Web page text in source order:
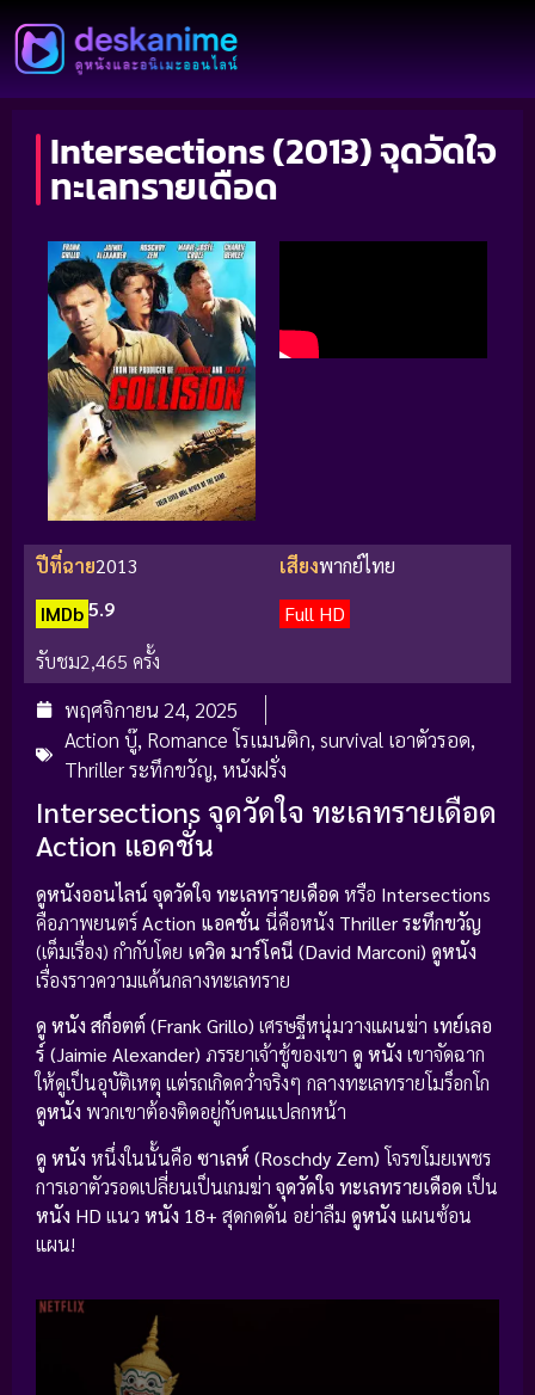
Intersections (2013) จุดวัดใจ
ทะเลทรายเดือด
ปีที่ฉาย2013 เสียงพากย์ไทย
IMDb5.9
Full HD
รับชม2,465 ครั้ง
พฤศจิกายน 24, 2025
Action บู๊, Romance โรแมนติก, survival เอาตัวรอด,
Thriller ระทึกขวัญ, หนังฝรั่ง
Intersections จุดวัดใจ ทะเลทรายเดือด
Action แอคชั่น
ดูหนังออนไลน์ จุดวัดใจ ทะเลทรายเดือด หรือ Intersections
คือภาพยนตร์Action แอคชั่น นี่คือหนัง Thriller ระทึกขวัญ
(เต็มเรื่อง) กำกับโดย เดวิด มาร์โคนี (David Marconi) ดูหนัง
เรื่องราวความแค้นกลางทะเลทราย
ดู หนัง สก็อตต์ (Frank Grillo) เศรษฐีหนุ่มวางแผนฆ่า เทย์เลอ
ร์ (Jaimie Alexander) ภรรยาเจ้าชู้ของเขา ดู หนัง เขาจัดฉาก
ให้ดูเป็นอุบัติเหตุ แต่รถเกิดคว่ำจริงๆ กลางทะเลทรายโมร็อกโก
ดูหนัง พวกเขาต้องติดอยู่กับคนแปลกหน้า
ดู หนัง หนึ่งในนั้นคือ ซาเลห์ (Roschdy Zem) โจรขโมยเพชร
การเอาตัวรอดเปลี่ยนเป็นเกมฆ่า จุดวัดใจ ทะเลทรายเดือด เป็น
หนัง HD แนว หนัง 18+ สุดกดดัน อย่าลืม ดูหนัง แผนซ้อน
แผน!